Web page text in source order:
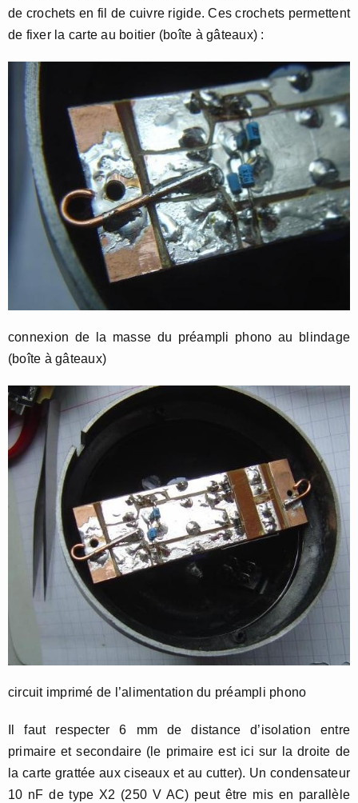
de crochets en fil de cuivre rigide. Ces crochets permettent
de fixer la carte au boitier (boîte à gâteaux) :
connexion de la masse du préampli phono au blindage
(boîte à gâteaux)
circuit imprimé de l’alimentation du préampli phono
Il faut respecter 6 mm de distance d’isolation entre
primaire et secondaire (le primaire est ici sur la droite de
la carte grattée aux ciseaux et au cutter). Un condensateur
10 nF de type X2 (250 V AC) peut être mis en parallèle